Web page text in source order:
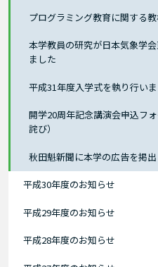
プログラミング教育に関する
本学教員の研究が日本気象学
ました
平成31年度入学式を執り行い
開学20周年記念講演会申込フ
詫び）
秋田魁新聞に本学の広告を掲
平成30年度のお知らせ
平成29年度のお知らせ
平成28年度のお知らせ